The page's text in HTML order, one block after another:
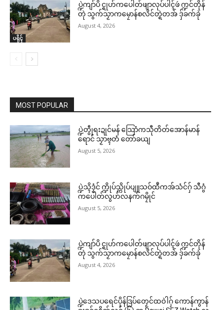
ပရိုၚ်
ပ္ဍဲကျာ်ပိ င္ရုဟ်ကပေါတ်ဖျာလုပ်ပါၚ်ဖဴ က္ဍင်တိုန်
တုဲ သွက်သၟာကမၠောန်စလိင်တ္ရဲတအ် ဒှ်ခက်ခုဲ
August 4, 2026
MOST POPULAR
ပ္ဍဲတွဵုရးဍုင်မန် သြောံကသီုတိတ်အောန်မာန်
ရောင် သၟာဗ္ၚတံ တော်ခယျ
August 5, 2026
ပ္ဍဲသ္ၚိဒၟံင် က္ဍိုပ်သ္ကိုပ်ပျူသဝ်ထဳကအ်သံင်ဂှ် သီဂွံ
ကပေါတ်လွဟ်လနက်ဂမၠိုင်
August 5, 2026
ပ္ဍဲကျာ်ပိ င္ရုဟ်ကပေါတ်ဖျာလုပ်ပါၚ်ဖဴ က္ဍင်တိုန်
တုဲ သွက်သၟာကမၠောန်စလိင်တ္ရဲတအ် ဒှ်ခက်ခုဲ
August 4, 2026
ပ္ဍဲဒေသပရေင်ပိုန်ဒြပ်တၟေင်ထဝဲါဂှ် ကောန်ကွာန်